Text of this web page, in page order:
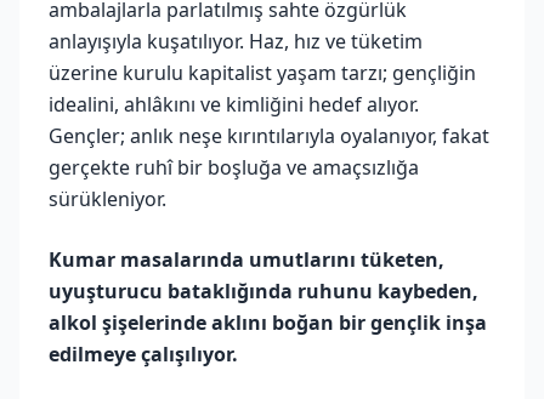
ambalajlarla parlatılmış sahte özgürlük
anlayışıyla kuşatılıyor. Haz, hız ve tüketim
üzerine kurulu kapitalist yaşam tarzı; gençliğin
idealini, ahlâkını ve kimliğini hedef alıyor.
Gençler; anlık neşe kırıntılarıyla oyalanıyor, fakat
gerçekte ruhî bir boşluğa ve amaçsızlığa
sürükleniyor.
Kumar masalarında umutlarını tüketen,
uyuşturucu bataklığında ruhunu kaybeden,
alkol şişelerinde aklını boğan bir gençlik inşa
edilmeye çalışılıyor.